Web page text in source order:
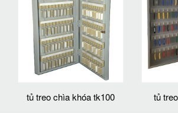
tủ treo chìa khóa tk100
tủ